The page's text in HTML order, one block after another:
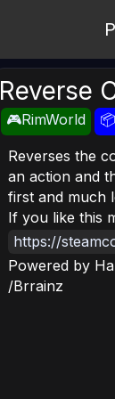
Reverse
🎮RimWorld
Reverses the
an action and
first and much
If you like this
https://
Powered by
/Brrainz